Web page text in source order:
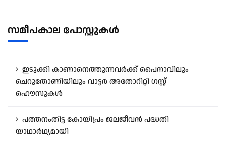
സമീപകാല പോസ്റ്റുകൾ
ഇടുക്കി കാണാനെത്തുന്നവർക്ക് പൈനാവിലും
ചെറുതോണിയിലും വാട്ടർ അതോറിറ്റി ഗസ്റ്റ്
ഹൌസുകൾ
പത്തനംതിട്ട കോയിപ്രം ജലജീവൻ പദ്ധതി
യാഥാർഥ്യമായി